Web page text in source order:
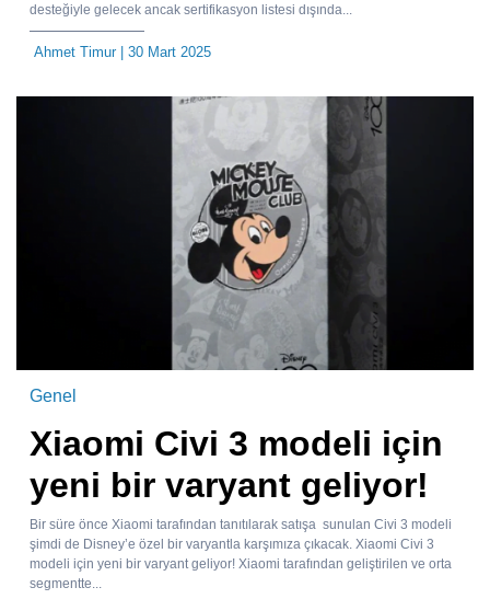
desteğiyle gelecek ancak sertifikasyon listesi dışında...
Ahmet Timur| 30 Mart 2025
Genel
Xiaomi Civi 3 modeli için
yeni bir varyant geliyor!
Bir süre önce Xiaomi tarafından tanıtılarak satışa sunulan Civi 3 modeli
şimdi de Disney’e özel bir varyantla karşımıza çıkacak. Xiaomi Civi 3
modeli için yeni bir varyant geliyor! Xiaomi tarafından geliştirilen ve orta
segmentte...